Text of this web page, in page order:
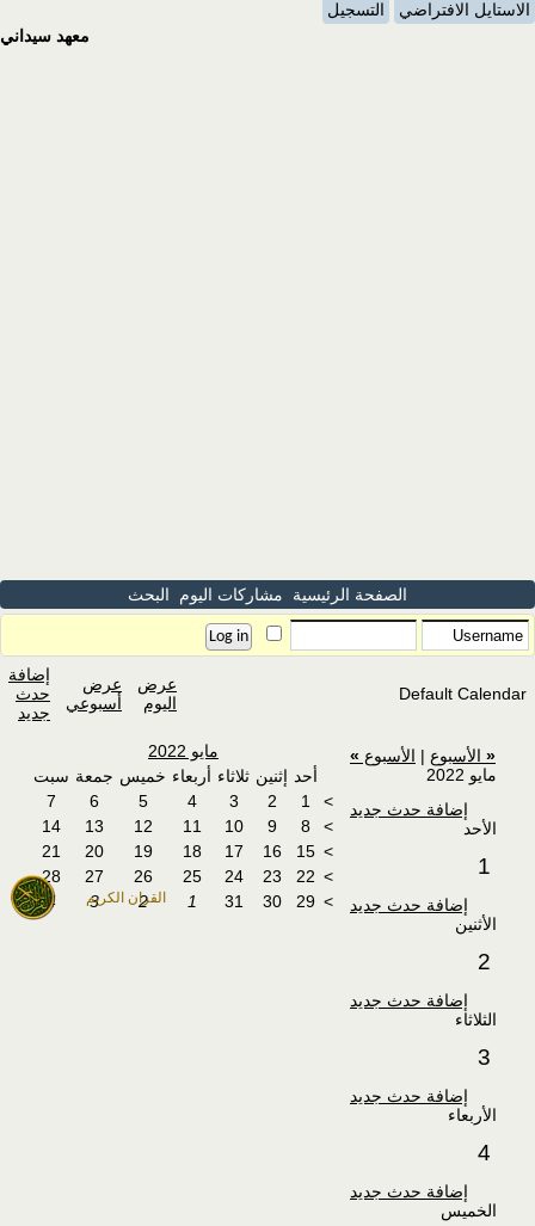
القران الكريم
الاستايل الافتراضي
التسجيل
معهد سيداني
الصفحة الرئيسية مشاركات اليوم البحث
Default Calendar
عرض
اليوم
عرض
أسبوعي
إضافة
حدث
جديد
« الأسبوع | الأسبوع »
مايو 2022
إضافة حدث جديد
الأحد
1
إضافة حدث جديد
الأثنين
2
إضافة حدث جديد
الثلاثاء
3
إضافة حدث جديد
الأربعاء
4
إضافة حدث جديد
الخميس
مايو 2022
أحد إثنين ثلاثاء أربعاء خميس جمعة سبت
>
1
2
3
4
5
6
7
>
8
9
10
11
12
13
14
>
15
16
17
18
19
20
21
>
22
23
24
25
26
27
28
>
29
30
31
1
2
3
4